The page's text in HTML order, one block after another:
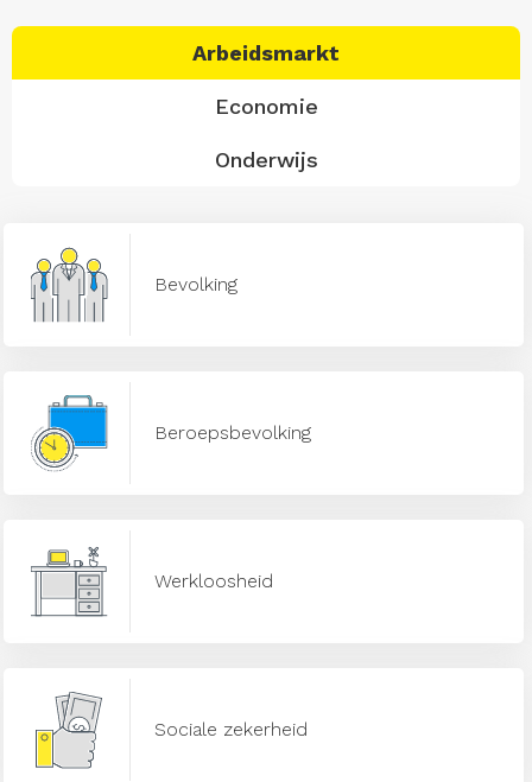
Arbeidsmarkt
Economie
Onderwijs
Bevolking
Beroepsbevolking
Werkloosheid
Sociale zekerheid